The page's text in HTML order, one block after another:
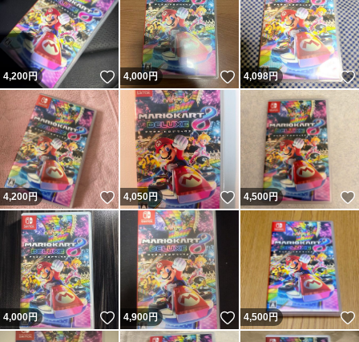
4,200円 いいね！
4,000円 いいね！
4,098円
4,200円 いいね！
4,050円 いいね！
4,500円
4,000円 いいね！
4,900円 いいね！
4,500円